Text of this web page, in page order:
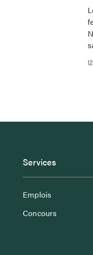
Services
Emplois
Concours